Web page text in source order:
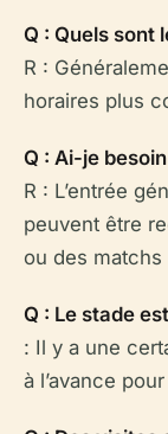
Q : Quels sont
R :
horaires plus
Q : Ai-je
R : L’entrée
peuvent être
ou des matchs
Q : Le stade
: Il y a une
à l’avance